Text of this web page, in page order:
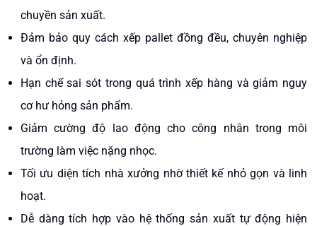
chuyền sản xuất.
Đảm bảo quy cách xếp pallet đồng đều, chuyên nghiệp
và ổn định.
Hạn chế sai sót trong quá trình xếp hàng và giảm nguy
cơ hư hỏng sản phẩm.
Giảm cường độ lao động cho công nhân trong môi
trường làm việc nặng nhọc.
Tối ưu diện tích nhà xưởng nhờ thiết kế nhỏ gọn và linh
hoạt.
Dễ dàng tích hợp vào hệ thống sản xuất tự động hiện